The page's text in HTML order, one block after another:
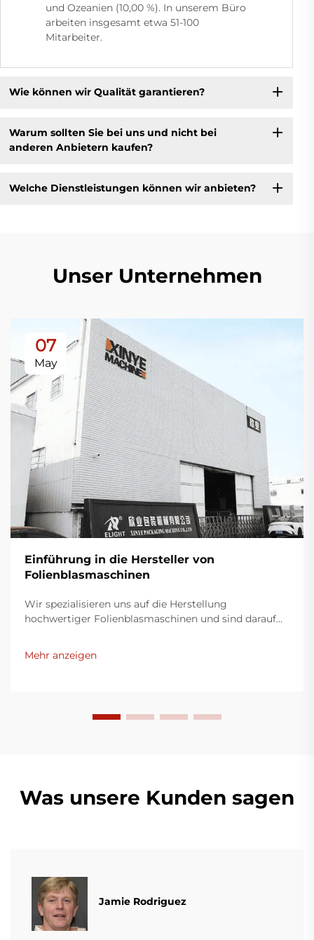
und Ozeanien (10,00 %). In unserem Büro
arbeiten insgesamt etwa 51-100
Mitarbeiter.
Wie können wir Qualität garantieren?
Warum sollten Sie bei uns und nicht bei
anderen Anbietern kaufen?
Welche Dienstleistungen können wir anbieten?
Unser Unternehmen
07
May
Einführung in die Hersteller von
Folienblasmaschinen
Wir spezialisieren uns auf die Herstellung
hochwertiger Folienblasmaschinen und sind darauf
Unsere Folienblasmaschinen nutzen moderne
Mehr anzeigen
Was unsere Kunden sagen
Jamie Rodriguez